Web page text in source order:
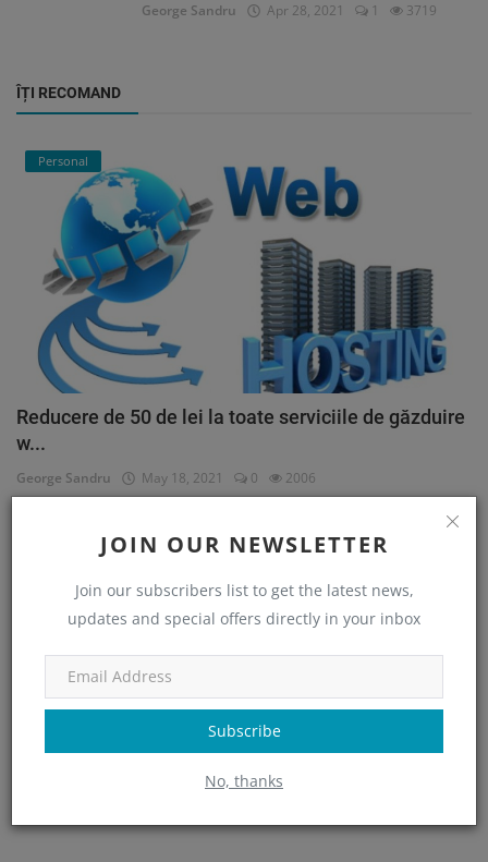
JOIN OUR NEWSLETTER
Join our subscribers list to get the latest news,
updates and special offers directly in your inbox
Subscribe
No, thanks
George Sandru Apr 28, 2021 1 3719
ÎȚI RECOMAND
Personal
Reducere de 50 de lei la toate serviciile de găzduire
w...
George Sandru May 18, 2021 0 2006
Personal
CE AU MAI CITIT ALTII?